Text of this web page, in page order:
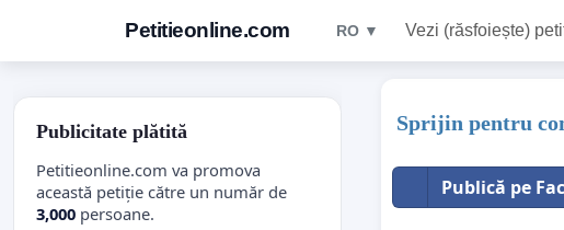
Petitieonline.com RO ▼ Vezi (răsfoiește)
Sprijin pentru
Publică pe
Publicitate plătită
Petitieonline.com va promova
această petiție către un număr de
3,000 persoane.